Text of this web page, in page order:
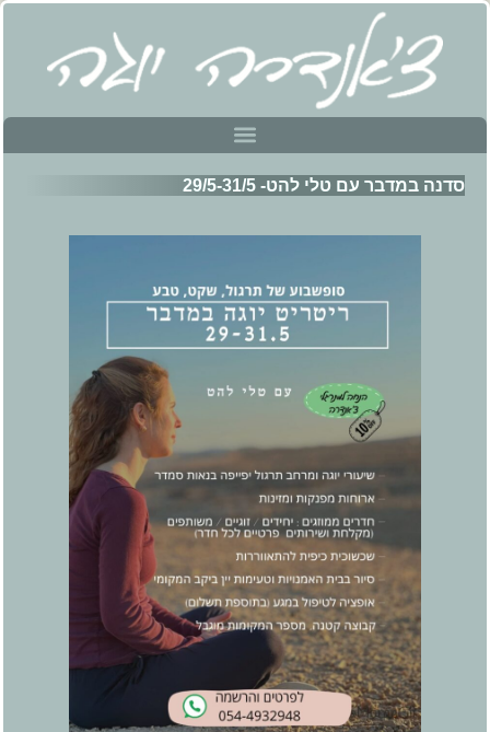
סדנה במדבר עם טלי להט- 29/5-31/5